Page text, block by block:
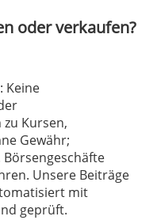
oder verkaufen?
Keine
Kursen,
Gewähr;
Unsere Beiträge
mit
geprüft.